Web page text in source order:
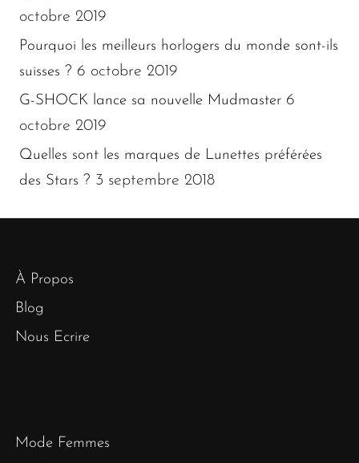
octobre 2019
Pourquoi les meilleurs horlogers du monde sont-ils
suisses ? 6 octobre 2019
G-SHOCK lance sa nouvelle Mudmaster 6
octobre 2019
Quelles sont les marques de Lunettes préférées
des Stars ? 3 septembre 2018
À Propos
Blog
Nous Ecrire
Mode Femmes